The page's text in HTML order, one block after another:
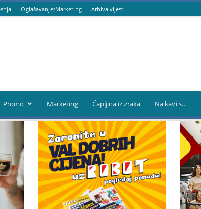
Oglašavanje/Marketing Arhiva vijesti
Promo Marketing Čapljina iz zraka Na kavi s…